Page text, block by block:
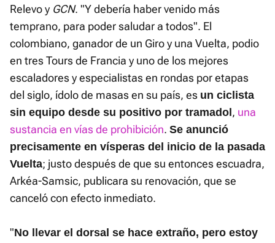
Relevo y GCN. "Y debería haber venido más
temprano, para poder saludar a todos". El
colombiano, ganador de un Giro y una Vuelta, podio
en tres Tours de Francia y uno de los mejores
escaladores y especialistas en rondas por etapas
del siglo, ídolo de masas en su país, es un ciclista
sin equipo desde su positivo por tramadol , una
sustancia en vías de prohibición. Se anunció
precisamente en vísperas del inicio de la pasada
Vuelta; justo después de que su entonces escuadra,
Arkéa-Samsic, publicara su renovación, que se
canceló con efecto inmediato.
"No llevar el dorsal se hace extraño, pero estoy